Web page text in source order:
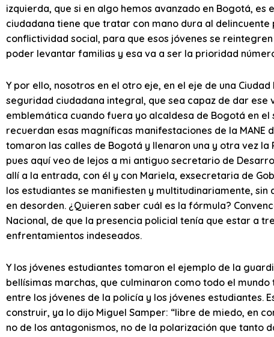
izquierda, que si en algo hemos avanzado en Bogotá,
ciudadana tiene que tratar con mano dura al
conflictividad social, para que esos jóvenes se
poder levantar familias y esa va a ser la prioridad
Y por ello, nosotros en el otro eje, en el eje de una
seguridad ciudadana integral, que sea capaz de dar
emblemática cuando fuera yo alcaldesa de Bogotá en el
recuerdan esas magníficas manifestaciones de la MANE
tomaron las calles de Bogotá y llenaron una y otra vez
pues aquí veo de lejos a mi antiguo secretario de
allí a la entrada, con él y con Mariela, exsecretaria de
los estudiantes se manifiesten y multitudinariamente,
en desorden. ¿Quieren saber cuál es la fórmula?
Nacional, de que la presencia policial tenía que estar a
enfrentamientos indeseados.
Y los jóvenes estudiantes tomaron el ejemplo de la
bellísimas marchas, que culminaron como todo el
entre los jóvenes de la policía y los jóvenes estudiantes.
construir, ya lo dijo Miguel Samper: “libre de miedo, en
no de los antagonismos, no de la polarización que tanto